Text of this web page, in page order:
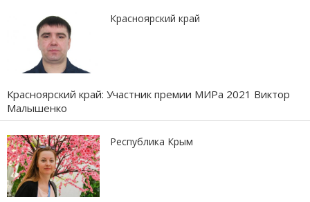
Красноярский край
Красноярский край: Участник премии МИРа 2021 Виктор
Малышенко
Республика Крым